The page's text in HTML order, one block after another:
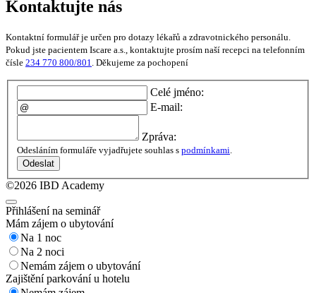
Kontaktujte nás
Kontaktní formulář je určen pro dotazy lékařů a zdravotnického personálu.
Pokud jste pacientem Iscare a.s., kontaktujte prosím naší recepci na telefonním
čísle 234 770 800/801. Děkujeme za pochopení
Celé jméno:
E-mail:
Zpráva:
Odesláním formuláře vyjadřujete souhlas s podmínkami
Odeslat
©2026 IBD Academy
Přihlášení na seminář
Mám zájem o ubytování
Na 1 noc
Na 2 noci
Nemám zájem o ubytování
Zajištění parkování u hotelu